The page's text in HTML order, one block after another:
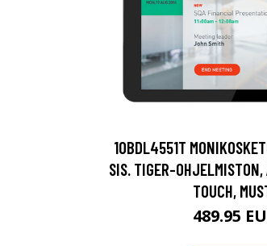
10BDL4551T
SIS. TIGER-
TOUCH,
489.95